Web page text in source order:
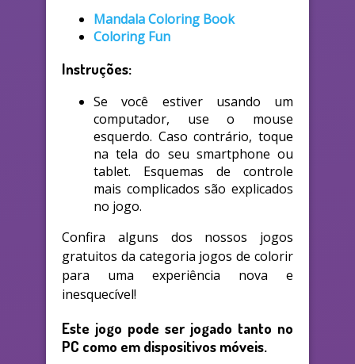
Mandala Coloring Book
Coloring Fun
Instruções:
Se você estiver usando um
computador, use o mouse
esquerdo. Caso contrário, toque
na tela do seu smartphone ou
tablet. Esquemas de controle
mais complicados são explicados
no jogo.
Confira alguns dos nossos jogos
gratuitos da categoria jogos de colorir
para uma experiência nova e
inesquecível!
Este jogo pode ser jogado tanto no
PC como em dispositivos móveis.